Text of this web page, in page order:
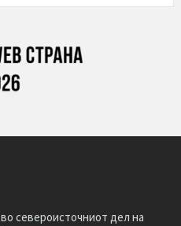
североисточниот дел на